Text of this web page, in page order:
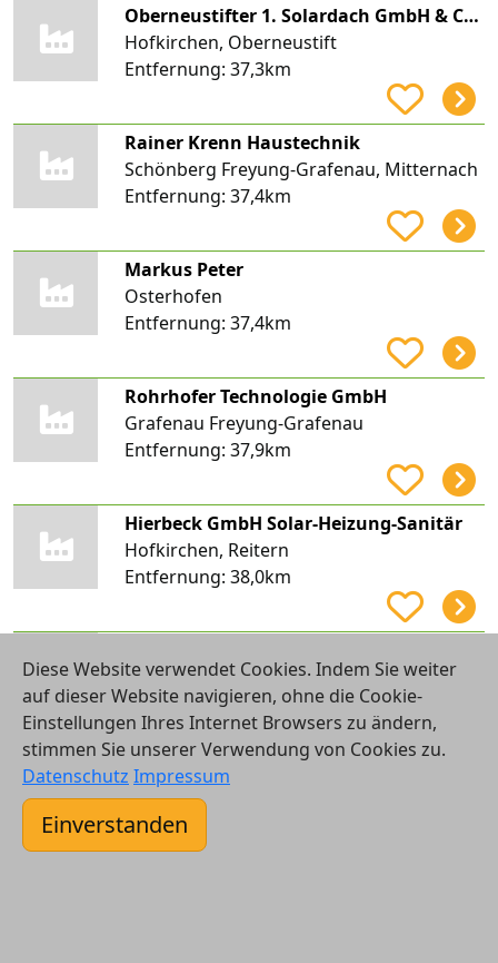
Oberneustifter 1. Solardach GmbH & Co. KG
Hofkirchen, Oberneustift
Entfernung: 37,3km
Rainer Krenn Haustechnik
Schönberg Freyung-Grafenau, Mitternach
Entfernung: 37,4km
Markus Peter
Osterhofen
Entfernung: 37,4km
Rohrhofer Technologie GmbH
Grafenau Freyung-Grafenau
Entfernung: 37,9km
Hierbeck GmbH Solar-Heizung-Sanitär
Hofkirchen, Reitern
Entfernung: 38,0km
Grafenau Freyung-Grafenau, Rosenau
Entfernung:38,7km
Helmut Maier Heizungsbau
Spiegelau
Entfernung:
Diese Website verwendet Cookies. Indem Sie weiter
auf dieser Website navigieren, ohne die Cookie-
Einstellungen Ihres Internet Browsers zu ändern,
stimmen Sie unserer Verwendung von Cookies zu.
Datenschutz Impressum
Einverstanden